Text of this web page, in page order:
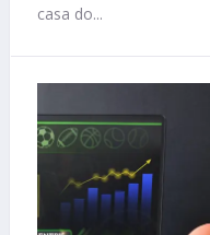
casa do...